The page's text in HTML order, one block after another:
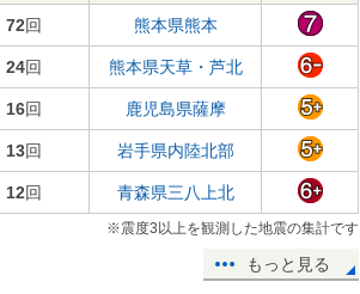
72回 熊本県熊本
24回 熊本県天草・芦北
16回 鹿児島県薩摩
13回 岩手県内陸北部
12回 青森県三八上北
※震度3以上を観測した地震の集計です
もっと見る